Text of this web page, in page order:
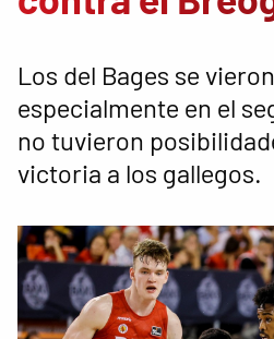
Los del Bages se
especialmente en el
no tuvieron
victoria a los gallegos.